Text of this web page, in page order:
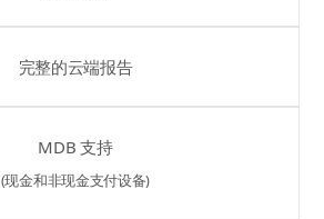
完整的云端报告
MDB 支持
(现金和非现金支付设备)